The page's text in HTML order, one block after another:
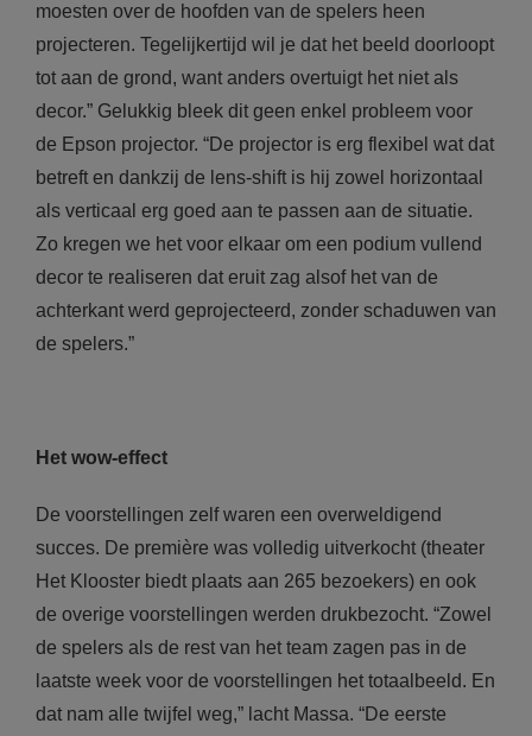
moesten over de hoofden van de spelers heen
projecteren. Tegelijkertijd wil je dat het beeld doorloopt
tot aan de grond, want anders overtuigt het niet als
decor.” Gelukkig bleek dit geen enkel probleem voor
de Epson projector. “De projector is erg flexibel wat dat
betreft en dankzij de lens-shift is hij zowel horizontaal
als verticaal erg goed aan te passen aan de situatie.
Zo kregen we het voor elkaar om een podium vullend
decor te realiseren dat eruit zag alsof het van de
achterkant werd geprojecteerd, zonder schaduwen van
de spelers.”
Het wow-effect
De voorstellingen zelf waren een overweldigend
succes. De première was volledig uitverkocht (theater
Het Klooster biedt plaats aan 265 bezoekers) en ook
de overige voorstellingen werden drukbezocht. “Zowel
de spelers als de rest van het team zagen pas in de
laatste week voor de voorstellingen het totaalbeeld. En
dat nam alle twijfel weg,” lacht Massa. “De eerste